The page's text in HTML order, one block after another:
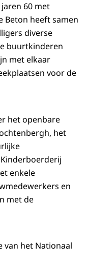
60 met
Beton heeft samen
diverse
buurtkinderen
met elkaar
voor de
het openbare
het
enkele
en
met de
van het Nationaal